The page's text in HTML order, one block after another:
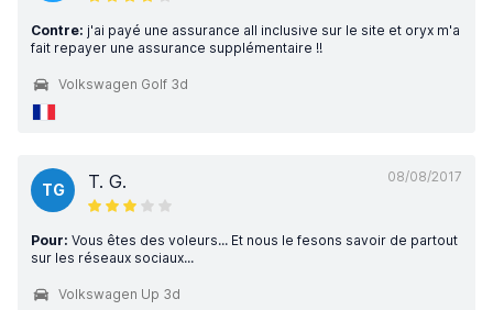
Contre: j'ai payé une assurance all inclusive sur le site et oryx m'a
fait repayer une assurance supplémentaire !!
Volkswagen Golf 3d
08/08/2017
TG T. G.
Pour: Vous êtes des voleurs... Et nous le fesons savoir de partout
sur les réseaux sociaux...
Volkswagen Up 3d